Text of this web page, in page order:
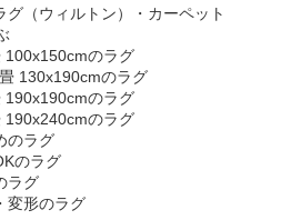
グ（ウィルトン）・カーペット
100x150cmのラグ
130x190cmのラグ
190x190cmのラグ
190x240cmのラグ
のラグ
のラグ
ラグ
変形のラグ